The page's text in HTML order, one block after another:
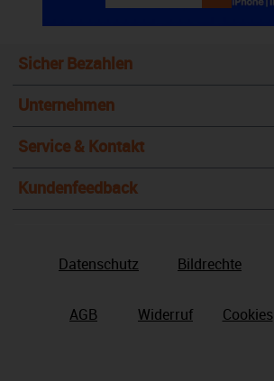
Sicher Bezahlen
Unternehmen
Service & Kontakt
Kundenfeedback
Datenschutz Bildrechte
AGB Widerruf Cookies